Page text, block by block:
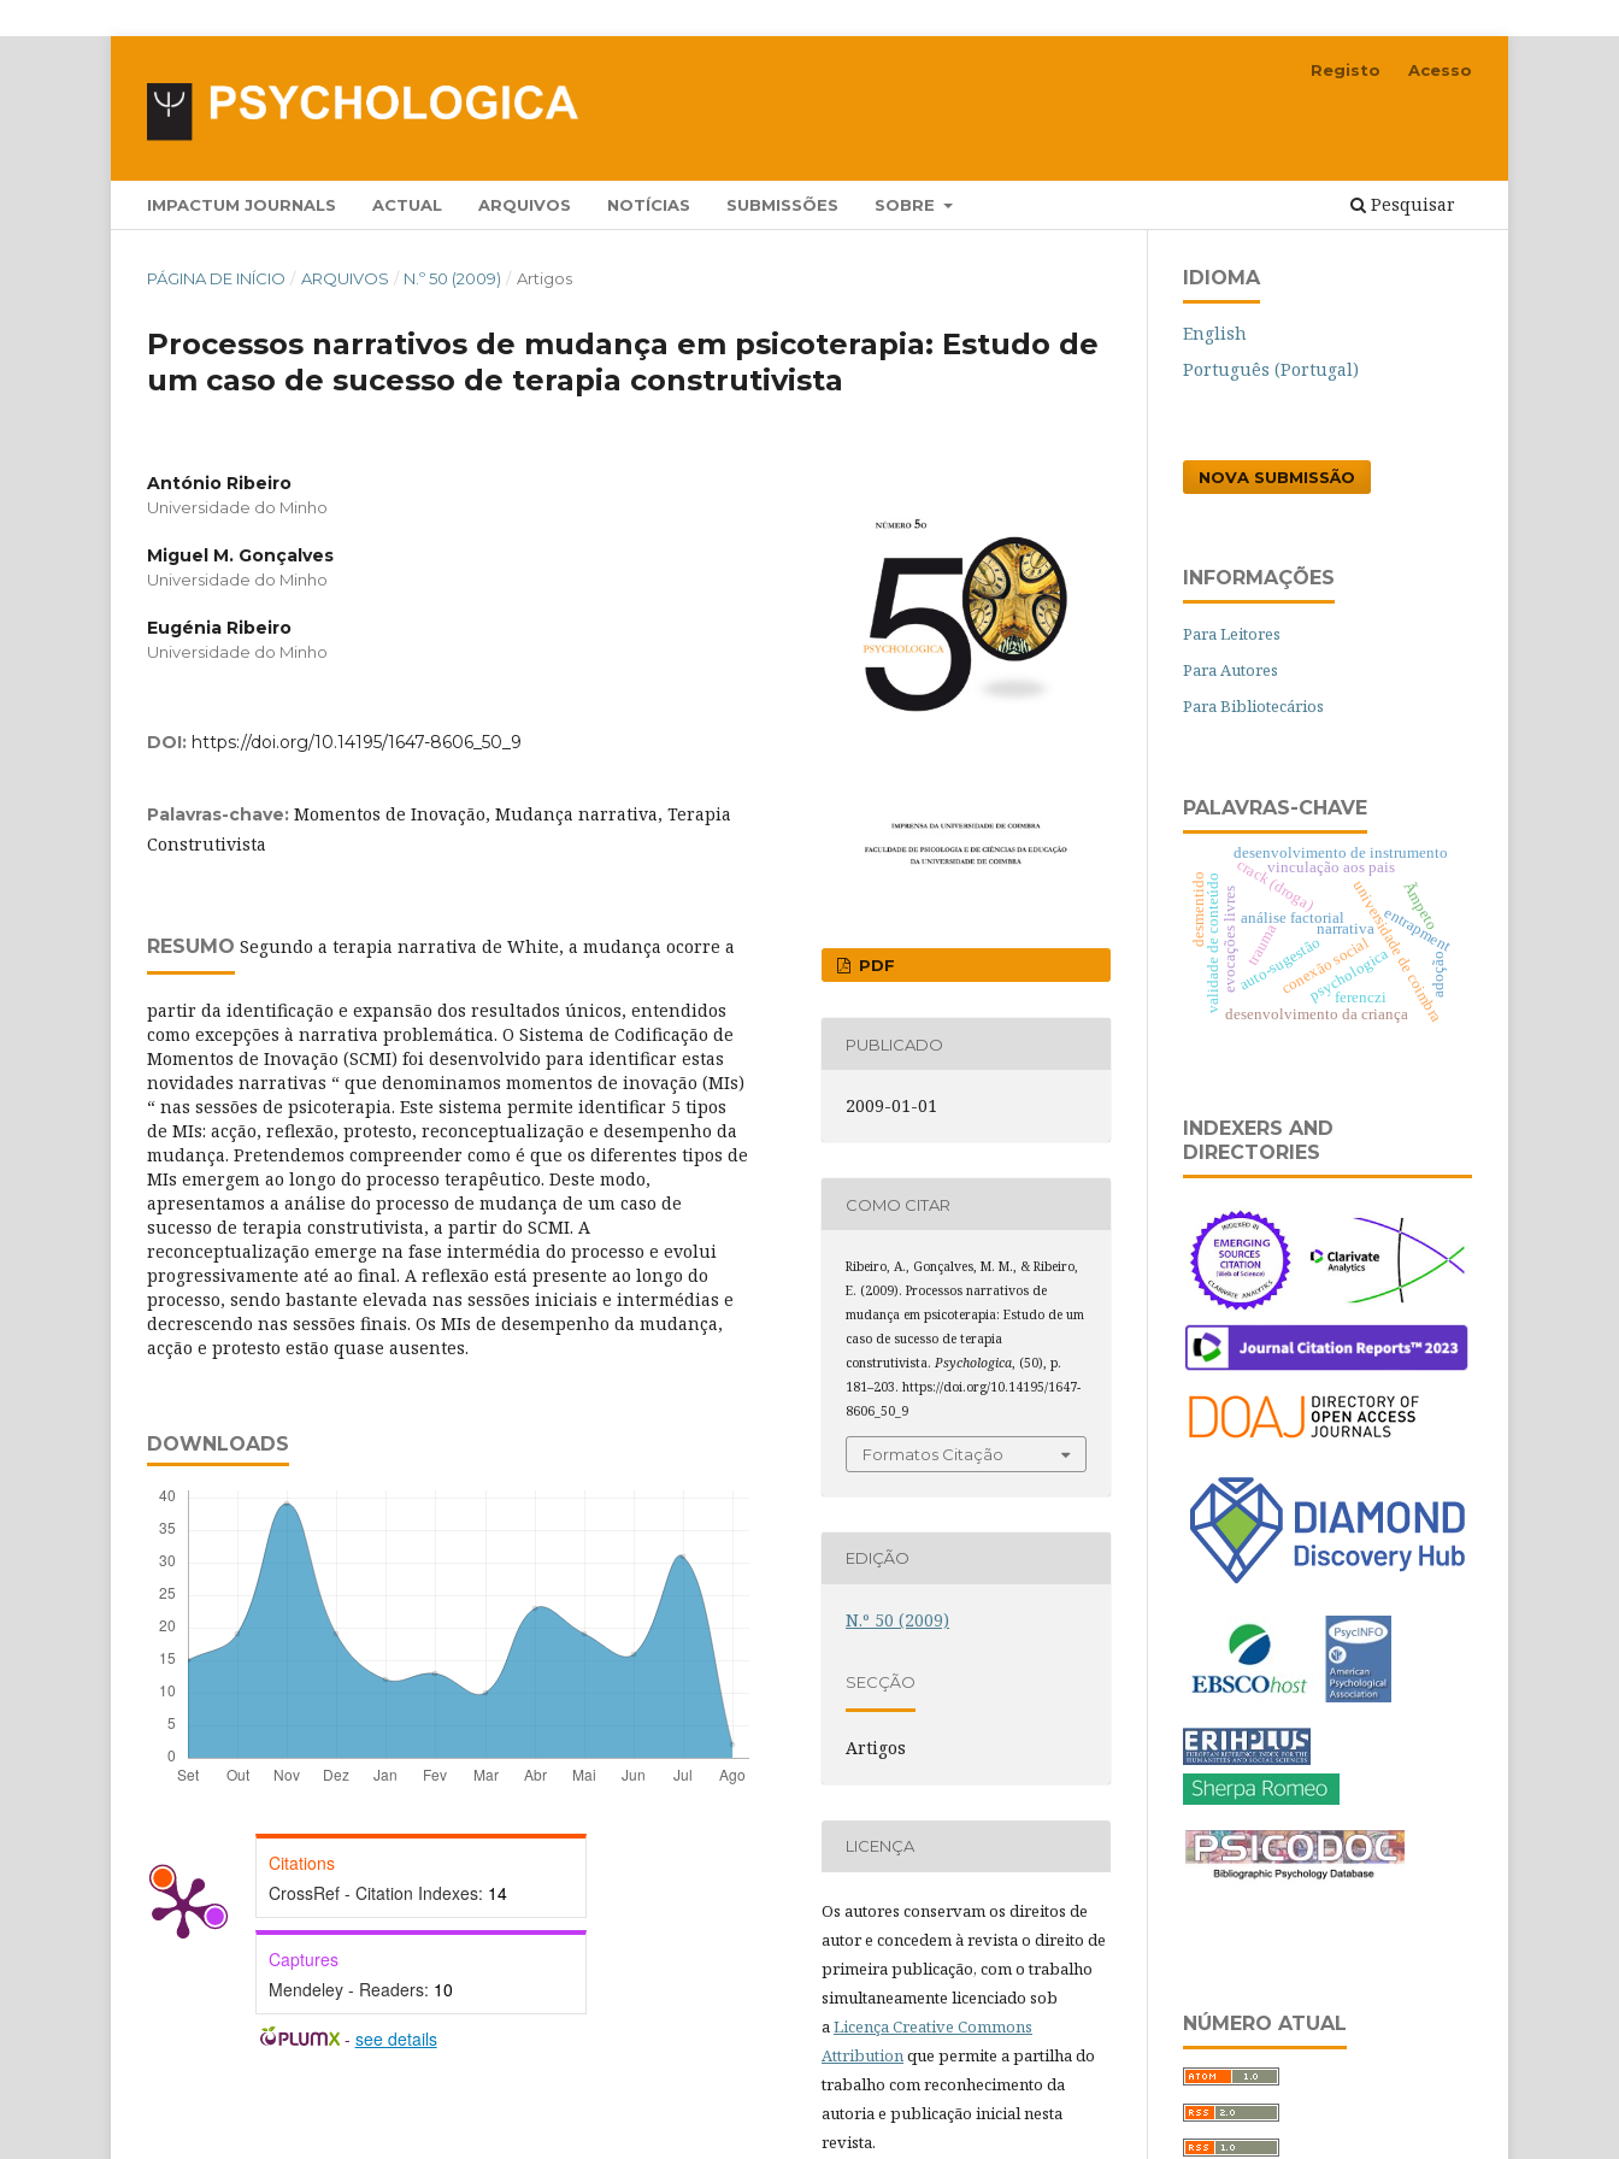
IMPACTUM JOURNALS ACTUAL ARQUIVOS NOTÍCIAS SUBMISSÕES SOBRE Pesquisar
Registo Acesso
PÁGINA DE INÍCIO / ARQUIVOS / N.º 50 (2009) / Artigos
Processos narrativos de mudança em psicoterapia: Estudo de
um caso de sucesso de terapia construtivista
António Ribeiro
Universidade do Minho
Miguel M. Gonçalves
Universidade do Minho
Eugénia Ribeiro
Universidade do Minho
DOI: https://doi.org/10.14195/1647-8606_50_9
Palavras-chave: Momentos de Inovação, Mudança narrativa, Terapia
Construtivista
RESUMO Segundo a terapia narrativa de White, a mudança ocorre a
partir da identificação e expansão dos resultados únicos, entendidos
como excepções à narrativa problemática. O Sistema de Codificação de
Momentos de Inovação (SCMI) foi desenvolvido para identificar estas
novidades narrativas “ que denominamos momentos de inovação (MIs)
“ nas sessões de psicoterapia. Este sistema permite identificar 5 tipos
de MIs: acção, reflexão, protesto, reconceptualização e desempenho da
mudança. Pretendemos compreender como é que os diferentes tipos de
MIs emergem ao longo do processo terapêutico. Deste modo,
apresentamos a análise do processo de mudança de um caso de
sucesso de terapia construtivista, a partir do SCMI. A
reconceptualização emerge na fase intermédia do processo e evolui
progressivamente até ao final. A reflexão está presente ao longo do
processo, sendo bastante elevada nas sessões iniciais e intermédias e
decrescendo nas sessões finais. Os MIs de desempenho da mudança,
acção e protesto estão quase ausentes.
DOWNLOADS
Citations
CrossRef - Citation Indexes: 14
Captures
Mendeley - Readers: 10
- see details
PDF
PUBLICADO
2009-01-01
COMO CITAR
Ribeiro, A., Gonçalves, M. M., & Ribeiro,
E. (2009). Processos narrativos de
mudança em psicoterapia: Estudo de um
caso de sucesso de terapia
construtivista.Psychologica, (50), p.
181–203. https://doi.org/10.14195/1647-
8606_50_9
Formatos Citação
EDIÇÃO
N.º 50 (2009)
SECÇÃO
Artigos
LICENÇA
Os autores conservam os direitos de
autor e concedem à revista o direito de
primeira publicação, com o trabalho
simultaneamente licenciado sob
aLicença Creative Commons
Attributionque permite a partilha do
trabalho com reconhecimento da
autoria e publicação inicial nesta
revista.
IDIOMA
English
Português (Portugal)
NOVA SUBMISSÃO
INFORMAÇÕES
Para Leitores
Para Autores
Para Bibliotecários
PALAVRAS-CHAVE
auto-sugestão universidade de coimbra
psychologica
desenvolvimento da criança
análise factorial
narrativa entrapment
evocações livres
crack (droga)
validade de conteúdo
desenvolvimento de instrumento
conexão social
vinculação aos pais
ferenczi
trauma
desmentido Ãmpeto
adoção
INDEXERS AND
DIRECTORIES
NÚMERO ATUAL